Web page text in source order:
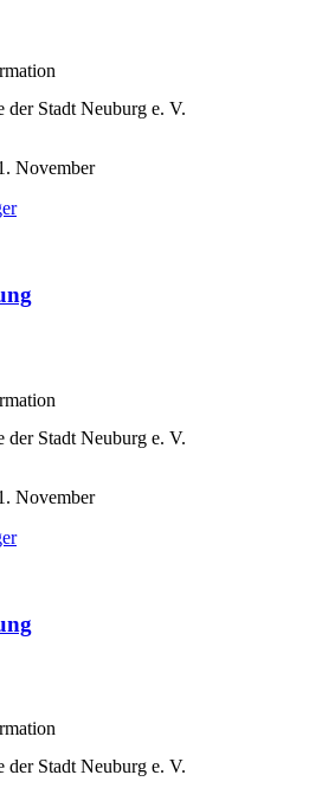
der Stadt Neuburg e. V.
November
der Stadt Neuburg e. V.
November
der Stadt Neuburg e. V.